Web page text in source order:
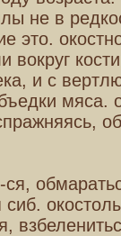
не в
это.
вокруг
и с
мяса.
-ся,